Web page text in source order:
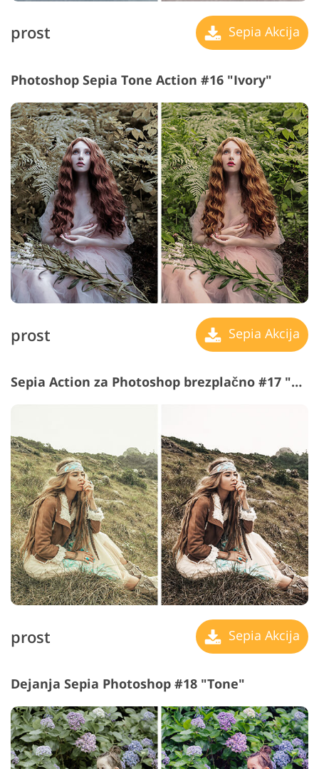
prost Sepia Akcija
Photoshop Sepia Tone Action #16 "Ivory"
prost Sepia Akcija
Sepia Action za Photoshop brezplačno #17 "Style"
prost Sepia Akcija
Dejanja Sepia Photoshop #18 "Tone"